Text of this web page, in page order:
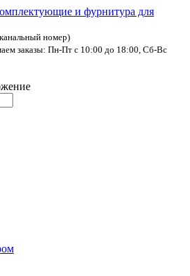
номер)
заказы: Пн-Пт с 10:00 до 18:00, Сб-Вс